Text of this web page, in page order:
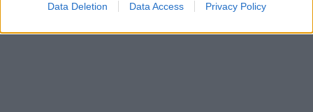
Data Deletion Data Access Privacy Policy